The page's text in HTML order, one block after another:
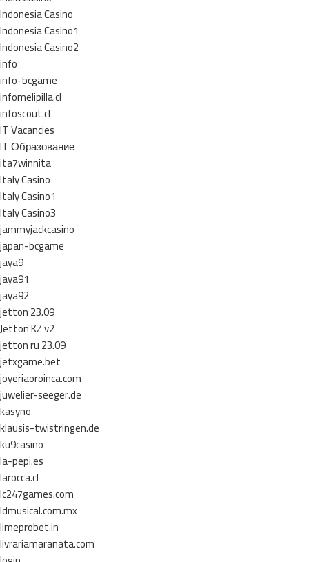
Indonesia Casino
Indonesia Casino1
Indonesia Casino2
info
info-bcgame
infomelipilla.cl
infoscout.cl
IT Vacancies
IT Образование
ita7winnita
Italy Casino
Italy Casino1
Italy Casino3
jammyjackcasino
japan-bcgame
jaya9
jaya91
jaya92
jetton 23.09
Jetton KZ v2
jetton ru 23.09
jetxgame.bet
joyeriaoroinca.com
juwelier-seeger.de
kasyno
klausis-twistringen.de
ku9casino
la-pepi.es
larocca.cl
lc247games.com
ldmusical.com.mx
limeprobet.in
livrariamaranata.com